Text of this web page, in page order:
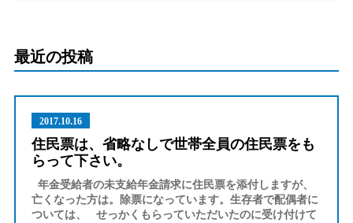
最近の投稿
2017.10.16
住民票は、省略なしで世帯全員の住民票をも
らって下さい。
年金受給者の未支給年金請求に住民票を添付しますが、
亡くなった方は。除票になっています。生存者で配偶者に
ついては、 せっかくもらっていただいたのに受け付けて